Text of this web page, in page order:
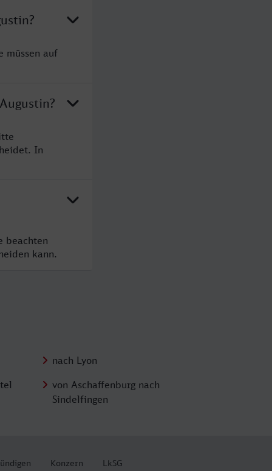
müssen auf
In
beachten
kann.
nach Lyon
von Aschaffenburg nach
Sindelfingen
Konzern LkSG